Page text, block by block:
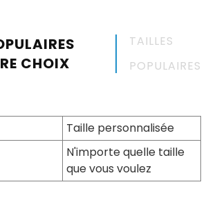
CHOIX
TAILLES
POPULAIRES
Taille personnalisée
N'importe quelle taille
que vous voulez